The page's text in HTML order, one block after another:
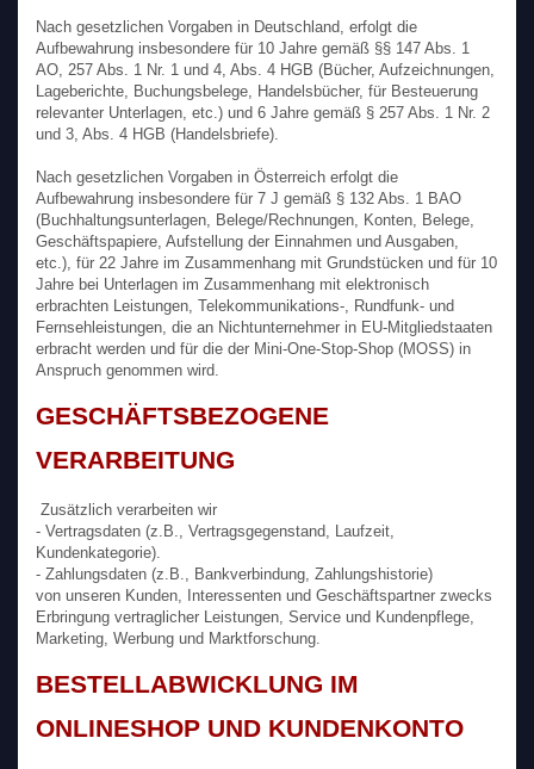
Nach gesetzlichen Vorgaben in Deutschland, erfolgt die
Aufbewahrung insbesondere für 10 Jahre gemäß §§ 147 Abs. 1
AO, 257 Abs. 1 Nr. 1 und 4, Abs. 4 HGB (Bücher, Aufzeichnungen,
Lageberichte, Buchungsbelege, Handelsbücher, für Besteuerung
relevanter Unterlagen, etc.) und 6 Jahre gemäß § 257 Abs. 1 Nr. 2
und 3, Abs. 4 HGB (Handelsbriefe).
Nach gesetzlichen Vorgaben in Österreich erfolgt die
Aufbewahrung insbesondere für 7 J gemäß § 132 Abs. 1 BAO
(Buchhaltungsunterlagen, Belege/Rechnungen, Konten, Belege,
Geschäftspapiere, Aufstellung der Einnahmen und Ausgaben,
etc.), für 22 Jahre im Zusammenhang mit Grundstücken und für 10
Jahre bei Unterlagen im Zusammenhang mit elektronisch
erbrachten Leistungen, Telekommunikations-, Rundfunk- und
Fernsehleistungen, die an Nichtunternehmer in EU-Mitgliedstaaten
erbracht werden und für die der Mini-One-Stop-Shop (MOSS) in
Anspruch genommen wird.
GESCHÄFTSBEZOGENE
VERARBEITUNG
Zusätzlich verarbeiten wir
- Vertragsdaten (z.B., Vertragsgegenstand, Laufzeit,
Kundenkategorie).
- Zahlungsdaten (z.B., Bankverbindung, Zahlungshistorie)
von unseren Kunden, Interessenten und Geschäftspartner zwecks
Erbringung vertraglicher Leistungen, Service und Kundenpflege,
Marketing, Werbung und Marktforschung.
BESTELLABWICKLUNG IM
ONLINESHOP UND KUNDENKONTO